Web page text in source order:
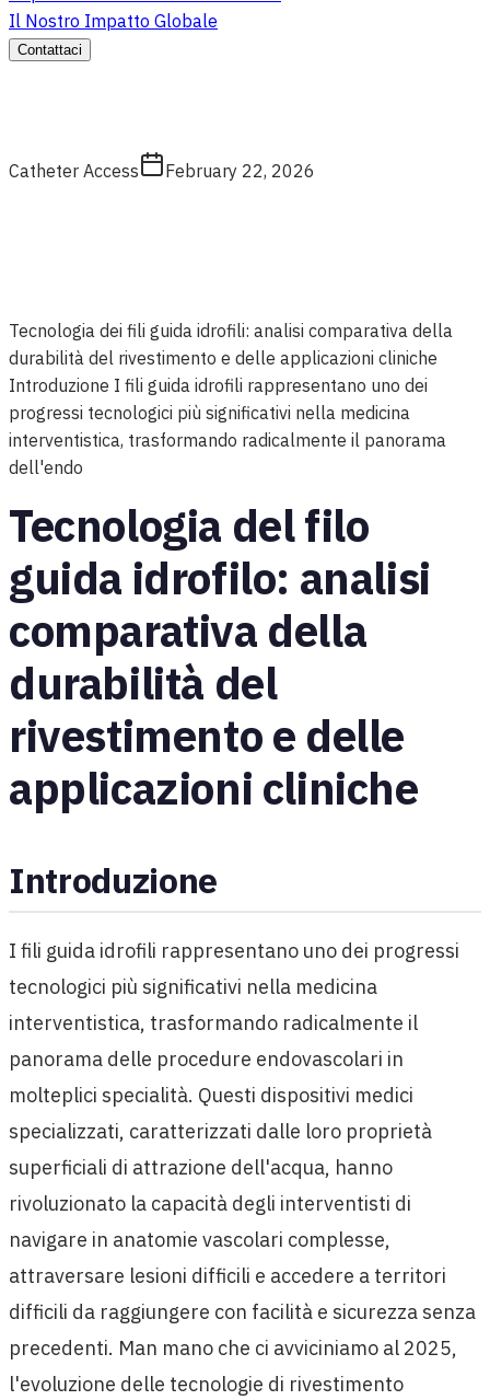
Il Nostro Impatto Globale
Contattaci
Catheter Access February 22, 2026
Tecnologia dei fili guida idrofili: analisi comparativa della
durabilità del rivestimento e delle applicazioni cliniche
Introduzione I fili guida idrofili rappresentano uno dei
progressi tecnologici più significativi nella medicina
interventistica, trasformando radicalmente il panorama
dell'endo
Tecnologia del filo
guida idrofilo: analisi
comparativa della
durabilità del
rivestimento e delle
applicazioni cliniche
Introduzione
I fili guida idrofili rappresentano uno dei progressi
tecnologici più significativi nella medicina
interventistica, trasformando radicalmente il
panorama delle procedure endovascolari in
molteplici specialità. Questi dispositivi medici
specializzati, caratterizzati dalle loro proprietà
superficiali di attrazione dell'acqua, hanno
rivoluzionato la capacità degli interventisti di
navigare in anatomie vascolari complesse,
attraversare lesioni difficili e accedere a territori
difficili da raggiungere con facilità e sicurezza senza
precedenti. Man mano che ci avviciniamo al 2025,
l'evoluzione delle tecnologie di rivestimento